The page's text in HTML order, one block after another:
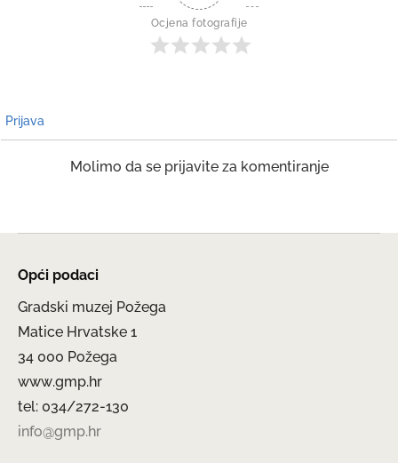
Ocjena fotografije
Prijava
Molimo da se prijavite za komentiranje
Opći podaci
Gradski muzej Požega
Matice Hrvatske 1
34 000 Požega
www.gmp.hr
tel: 034/272-130
info@gmp.hr